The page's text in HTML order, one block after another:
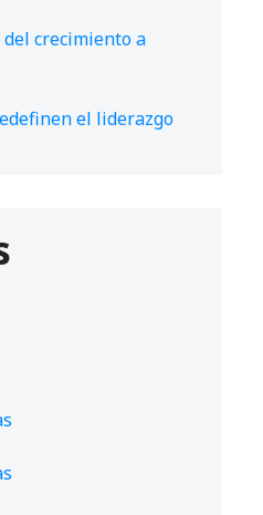
crecimiento a
el liderazgo